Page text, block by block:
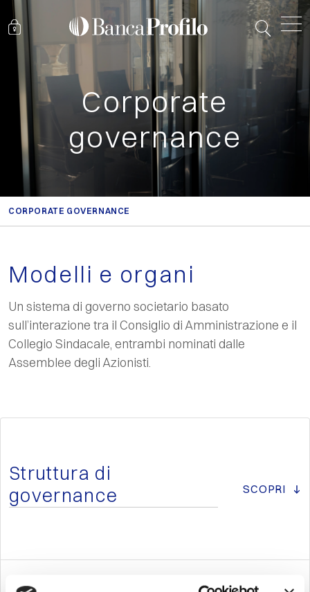
Corporate
governance
CORPORATE GOVERNANCE
Modelli e organi
Un sistema di governo societario basato
sull’interazione tra il Consiglio di Amministrazione e il
Collegio Sindacale, entrambi nominati dalle
Assemblee degli Azionisti.
Struttura di
governance
SCOPRI